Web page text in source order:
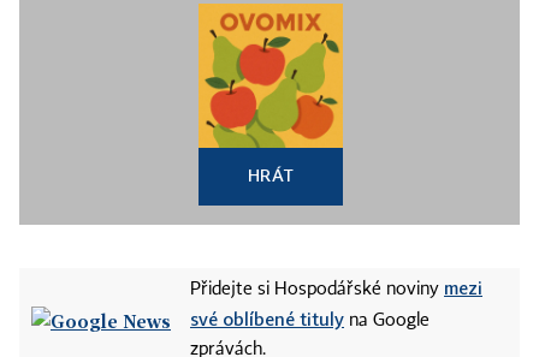
HRÁT
Přidejte si Hospodářské noviny mezi
své oblíbené tituly na Google
zprávách.